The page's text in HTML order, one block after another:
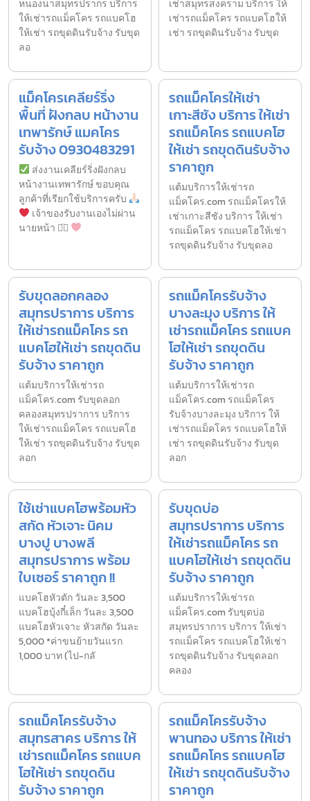
หนองนาสมุทรปรากร บริการ
ให้เช่ารถแม็คโคร รถแบคโฮ
ให้เช่า รถขุดดินรับจ้าง รับขุด
ลอ
เช่าสมุทรสงคราม บริการ ให้
เช่ารถแม็คโคร รถแบคโฮให้
เช่า รถขุดดินรับจ้าง รับขุด
แม็คโครเคลียร์ริ่ง
พื้นที่ ฝังกลบ หน้างาน
เทพารักษ์ แมคโคร
รับจ้าง 0930483291
ส่งงานเคลียร์ริ่งฝังกลบ
หน้างานเทพารักษ์ ขอบคุณ
ลูกค้าที่เรียกใช้บริการครับ
เจ้าของรับงานเองไม่ผ่าน
นายหน้า ◡̈⃝
รถแม็คโครให้เช่า
เกาะสีชัง บริการ ให้เช่า
รถแม็คโคร รถแบคโฮ
ให้เช่า รถขุดดินรับจ้าง
ราคาถูก
แต้มบริการให้เช่ารถ
แม็คโคร.com รถแม็คโครให้
เช่าเกาะสีชัง บริการ ให้เช่า
รถแม็คโคร รถแบคโฮให้เช่า
รถขุดดินรับจ้าง รับขุดลอ
รับขุดลอกคลอง
สมุทรปราการ บริการ
ให้เช่ารถแม็คโคร รถ
แบคโฮให้เช่า รถขุดดิน
รับจ้าง ราคาถูก
แต้มบริการให้เช่ารถ
แม็คโคร.com รับขุดลอก
คลองสมุทรปราการ บริการ
ให้เช่ารถแม็คโคร รถแบคโฮ
ให้เช่า รถขุดดินรับจ้าง รับขุด
ลอก
รถแม็คโครรับจ้าง
บางละมุง บริการ ให้
เช่ารถแม็คโคร รถแบค
โฮให้เช่า รถขุดดิน
รับจ้าง ราคาถูก
แต้มบริการให้เช่ารถ
แม็คโคร.com รถแม็คโคร
รับจ้างบางละมุง บริการ ให้
เช่ารถแม็คโคร รถแบคโฮให้
เช่า รถขุดดินรับจ้าง รับขุด
ลอก
ใช้เช่าแบคโฮพร้อมหัว
สกัด หัวเจาะ นิคม
บางปู บางพลี
สมุทรปราการ พร้อม
ใบเซอร์ ราคาถูก !!
แบคโฮหัวตัก วันละ 3,500
แบคโฮบุ้งกี๋เล็ก วันละ 3,500
แบคโฮหัวเจาะ หัวสกัด วันละ
5,000 *ค่าขนย้ายวันแรก
1,000 บาท (ไป-กลั
รับขุดบ่อ
สมุทรปราการ บริการ
ให้เช่ารถแม็คโคร รถ
แบคโฮให้เช่า รถขุดดิน
รับจ้าง ราคาถูก
แต้มบริการให้เช่ารถ
แม็คโคร.com รับขุดบ่อ
สมุทรปราการ บริการ ให้เช่า
รถแม็คโคร รถแบคโฮให้เช่า
รถขุดดินรับจ้าง รับขุดลอก
คลอง
รถแม็คโครรับจ้าง
สมุทรสาคร บริการ ให้
เช่ารถแม็คโคร รถแบค
โฮให้เช่า รถขุดดิน
รับจ้าง ราคาถูก
รถแม็คโครรับจ้าง
พานทอง บริการ ให้เช่า
รถแม็คโคร รถแบคโฮ
ให้เช่า รถขุดดินรับจ้าง
ราคาถูก